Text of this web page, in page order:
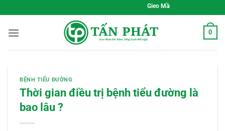
qua
nội
Gieo Mầm Sức Khỏe, Sống Xanh Mỗi
0
BỆNH TIỂU ĐƯỜNG
Thời gian điều trị bệnh tiểu đường là
bao lâu ?